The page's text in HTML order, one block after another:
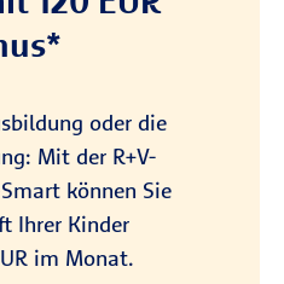
oder die
Mit der R+V-
können Sie
Ihrer Kinder
im Monat.